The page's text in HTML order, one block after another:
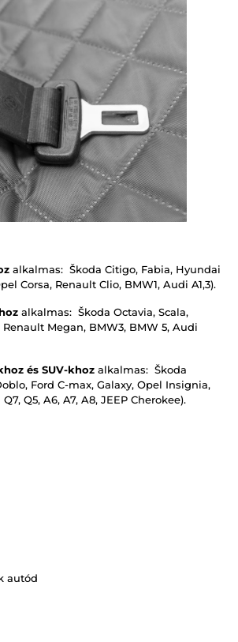
alkalmas: Škoda Citigo, Fabia, Hyundai
Corsa, Renault Clio, BMW1, Audi A1,3).
alkalmas: Škoda Octavia, Scala,
Megan, BMW3, BMW 5, Audi
és SUV-khoz alkalmas: Škoda
Ford C-max, Galaxy, Opel Insignia,
Q5, A6, A7, A8, JEEP Cherokee).
autód